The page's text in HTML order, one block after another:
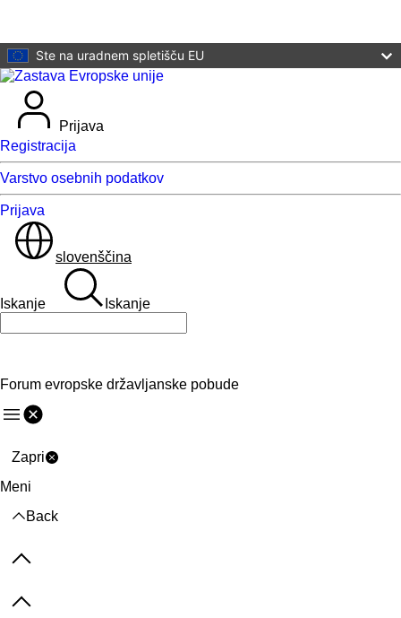
Ste na uradnem spletišču EU
Prijava
Registracija
Varstvo osebnih podatkov
Prijava
slovenščina
Iskanje Iskanje
Forum evropske državljanske pobude
Meni
Zapri
Meni
Back
Previous items
Next items